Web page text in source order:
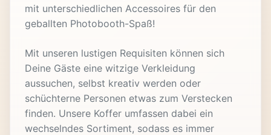
mit unterschiedlichen Accessoires für den
geballten Photobooth-Spaß!
Mit unseren lustigen Requisiten können sich
Deine Gäste eine witzige Verkleidung
aussuchen, selbst kreativ werden oder
schüchterne Personen etwas zum Verstecken
finden. Unsere Koffer umfassen dabei ein
wechselndes Sortiment, sodass es immer